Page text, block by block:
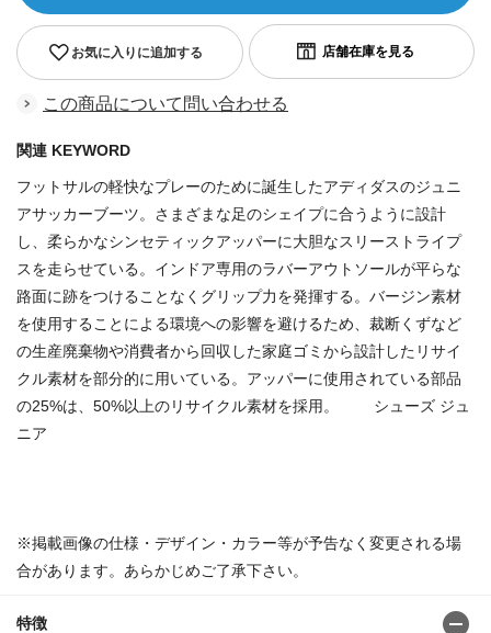
お気に入りに追加する
この商品について問い合わせる
関連 KEYWORD
フットサルの軽快なプレーのために誕生したアディダスのジュニ
アサッカーブーツ。さまざまな足のシェイプに合うように設計
し、柔らかなシンセティックアッパーに大胆なスリーストライプ
スを走らせている。インドア専用のラバーアウトソールが平らな
路面に跡をつけることなくグリップ力を発揮する。バージン素材
を使用することによる環境への影響を避けるため、裁断くずなど
の生産廃棄物や消費者から回収した家庭ゴミから設計したリサイ
クル素材を部分的に用いている。アッパーに使用されている部品
の25%は、50%以上のリサイクル素材を採用。 シューズ ジュ
ニア
※掲載画像の仕様・デザイン・カラー等が予告なく変更される場
合があります。あらかじめご了承下さい。
特徴